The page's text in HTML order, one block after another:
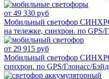
от 49 330 руб
Мобильный светофор
на тележке, синхрон. по GPS/
от 29 915 руб
Мобильный светофор
синхрон. по GPS/Глонасс/